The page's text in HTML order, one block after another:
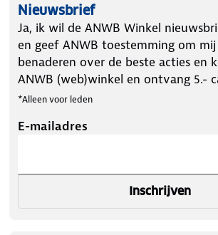
Nieuwsbrief
Ja, ik wil de ANWB Winkel
en geef ANWB toestemming om
benaderen over de beste acties en
ANWB (web)winkel en ontvang 5.-
*Alleen voor leden
E-mailadres
Inschrijven